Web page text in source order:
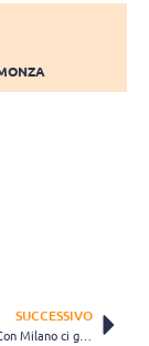
SUCCESSIVO
Itas, Lorenzetti: “Con Milano ci giochiamo tanto anche in chiave Coppa Italia”